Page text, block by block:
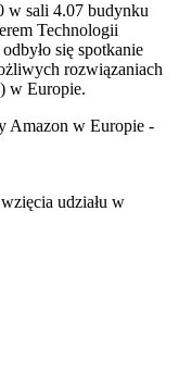
w sali 4.07 budynku
Technologii
się spotkanie
rozwiązaniach
w Europie.
Amazon w Europie -
udziału w